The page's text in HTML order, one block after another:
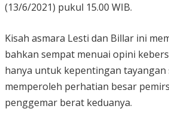
(13/6/2021) pukul 15.00 WIB.
Kisah asmara Lesti dan Billar ini
bahkan sempat menuai opini
hanya untuk kepentingan
memperoleh perhatian besar
penggemar berat keduanya.